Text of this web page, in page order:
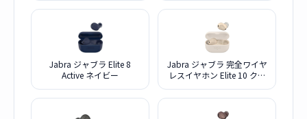
Jabra ジャブラ Elite 8
Active ネイビー
Jabra ジャブラ 完全ワイヤ
レスイヤホン Elite 10 クリ